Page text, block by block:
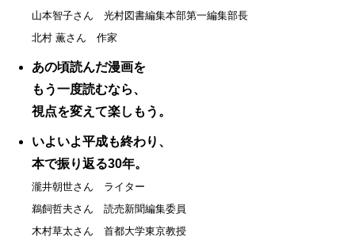
山本智子さん 光村図書編集本部第一編集部長
北村 薫さん 作家
あの頃読んだ漫画を
もう一度読むなら、
視点を変えて楽しもう。
いよいよ平成も終わり、
本で振り返る30年。
瀧井朝世さん ライター
鵜飼哲夫さん 読売新聞編集委員
木村草太さん 首都大学東京教授